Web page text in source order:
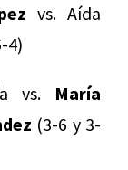
vs. Aída
4)
vs. María
(3-6 y 3-